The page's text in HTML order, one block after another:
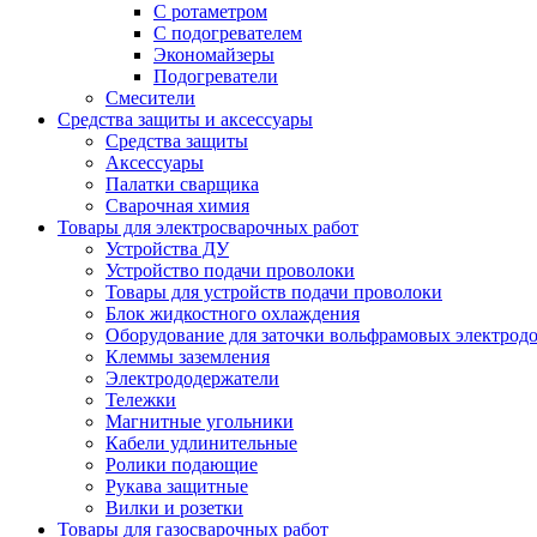
С ротаметром
С подогревателем
Экономайзеры
Подогреватели
Смесители
Средства защиты и аксессуары
Средства защиты
Аксессуары
Палатки сварщика
Сварочная химия
Товары для электросварочных работ
Устройства ДУ
Устройство подачи проволоки
Товары для устройств подачи проволоки
Блок жидкостного охлаждения
Оборудование для заточки вольфрамовых
Клеммы заземления
Электрододержатели
Тележки
Магнитные угольники
Кабели удлинительные
Ролики подающие
Рукава защитные
Вилки и розетки
Товары для газосварочных работ